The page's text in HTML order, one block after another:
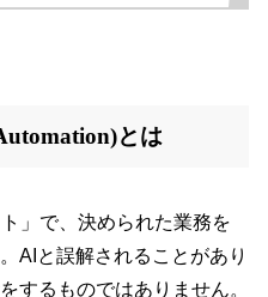
とは
」で、決められた業務を
AIと誤解されることがあり
するものではありません。